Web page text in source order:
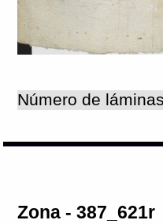
Zona - 387_621r